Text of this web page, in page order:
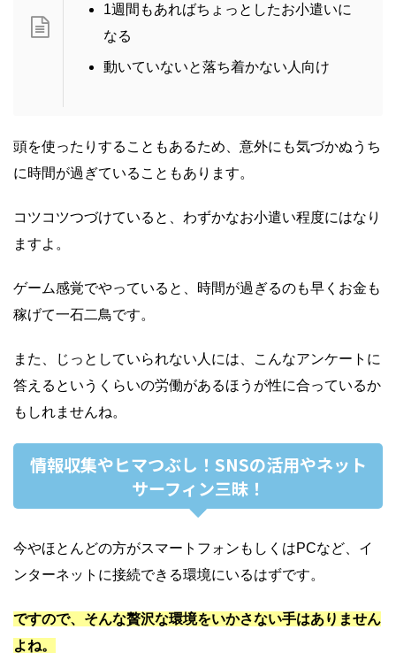
1週間もあればちょっとしたお小遣いに
なる
動いていないと落ち着かない人向け
頭を使ったりすることもあるため、意外にも気づかぬうち
に時間が過ぎていることもあります。
コツコツつづけていると、わずかなお小遣い程度にはなり
ますよ。
ゲーム感覚でやっていると、時間が過ぎるのも早くお金も
稼げて一石二鳥です。
また、じっとしていられない人には、こんなアンケートに
答えるというくらいの労働があるほうが性に合っているか
もしれませんね。
情報収集やヒマつぶし！SNSの活用やネット
サーフィン三昧！
今やほとんどの方がスマートフォンもしくはPCなど、イ
ンターネットに接続できる環境にいるはずです。
ですので、そんな贅沢な環境をいかさない手はありません
よね。